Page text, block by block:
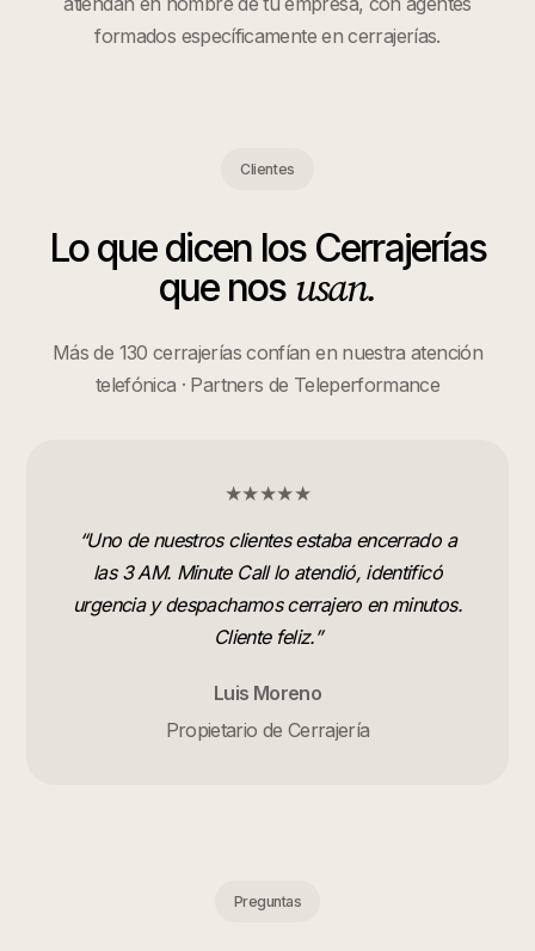
formados específicamente encerrajerías.
Clientes
Lo que dicen los Cerrajerías
que nos usan.
Más de 130 cerrajerías confían en nuestra atención
telefónica · Partners de Teleperformance
★★★★★
“Uno de nuestros clientes estaba encerrado a
las 3 AM. Minute Call lo atendió, identificó
urgencia y despachamos cerrajero en minutos.
Cliente feliz.”
Luis Moreno
Propietario de Cerrajería
Preguntas